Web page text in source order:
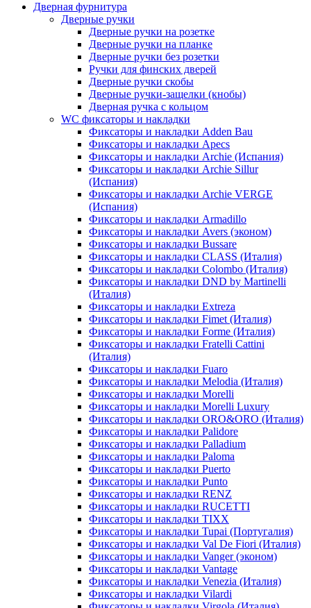
Дверная фурнитура
Дверные ручки
Дверные ручки на розетке
Дверные ручки на планке
Дверные ручки без розетки
Ручки для финских дверей
Дверные ручки скобы
Дверные ручки-защелки (кнобы)
Дверная ручка с кольцом
WC фиксаторы и накладки
Фиксаторы и накладки Adden Bau
Фиксаторы и накладки Apecs
Фиксаторы и накладки Archie (Испания)
Фиксаторы и накладки Archie Sillur
(Испания)
Фиксаторы и накладки Archie VERGE
(Испания)
Фиксаторы и накладки Armadillo
Фиксаторы и накладки Avers (эконом)
Фиксаторы и накладки Bussare
Фиксаторы и накладки CLASS (Италия)
Фиксаторы и накладки Colombo (Италия)
Фиксаторы и накладки DND by Martinelli
(Италия)
Фиксаторы и накладки Extreza
Фиксаторы и накладки Fimet (Италия)
Фиксаторы и накладки Forme (Италия)
Фиксаторы и накладки Fratelli Cattini
(Италия)
Фиксаторы и накладки Fuaro
Фиксаторы и накладки Melodia (Италия)
Фиксаторы и накладки Morelli
Фиксаторы и накладки Morelli Luxury
Фиксаторы и накладки ORO&ORO (Италия)
Фиксаторы и накладки Palidore
Фиксаторы и накладки Palladium
Фиксаторы и накладки Paloma
Фиксаторы и накладки Puerto
Фиксаторы и накладки Punto
Фиксаторы и накладки RENZ
Фиксаторы и накладки RUCETTI
Фиксаторы и накладки TIXX
Фиксаторы и накладки Tupai (Португалия)
Фиксаторы и накладки Val De Fiori (Италия)
Фиксаторы и накладки Vanger (эконом)
Фиксаторы и накладки Vantage
Фиксаторы и накладки Venezia (Италия)
Фиксаторы и накладки Vilardi